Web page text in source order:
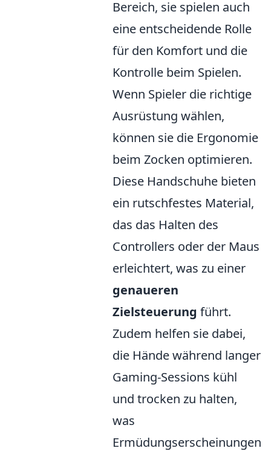
Bereich, sie spielen auch
eine entscheidende Rolle
für den Komfort und die
Kontrolle beim Spielen.
Wenn Spieler die richtige
Ausrüstung wählen,
können sie die Ergonomie
beim Zocken optimieren.
Diese Handschuhe bieten
ein rutschfestes Material,
das das Halten des
Controllers oder der Maus
erleichtert, was zu einer
genaueren
Zielsteuerung führt.
Zudem helfen sie dabei,
die Hände während langer
Gaming-Sessions kühl
und trocken zu halten,
was
Ermüdungserscheinungen